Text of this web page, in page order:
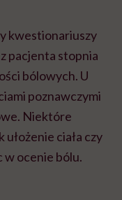
kwestionariuszy
pacjenta stopnia
bólowych. U
poznawczymi
Niektóre
ciała czy
w ocenie bólu.